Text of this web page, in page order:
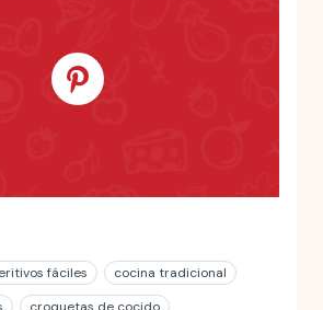
fáciles
cocina tradicional